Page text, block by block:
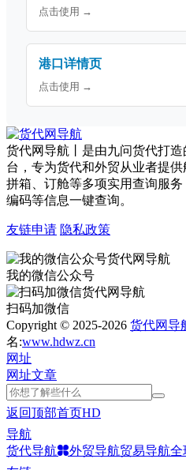
点击使用 →
港口详情页
点击使用 →
货代网导航丨是由九问货代打造
台，专为货代和外贸从业者提供
拼箱、订舱等多项实用查询服务
编码等信息一键查询。
友链申请 隐私政策
我的微信公众号
扫码加微信
Copyright © 2025-2026 货代网导
名:www.hdwz.cn
网址
网址文章
返回顶部首页HD
导航
货代导航
外贸导航贸易导航全